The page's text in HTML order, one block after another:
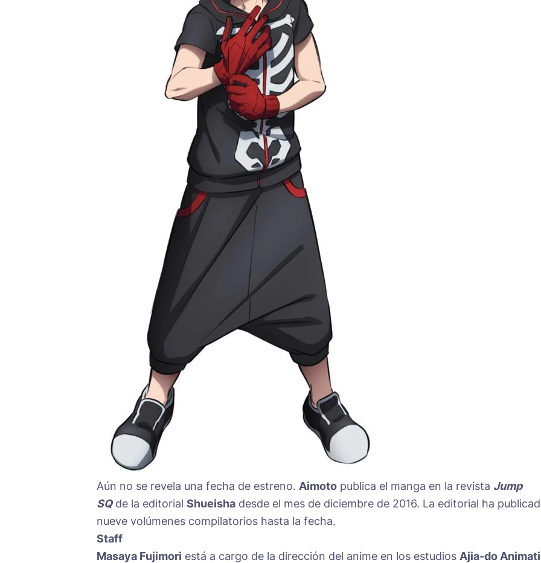
Aún no se revela una fecha de estreno. Aimoto publica el manga en la revista Jump
SQde la editorial Shueisha desde el mes de diciembre de 2016. La editorial ha
nueve volúmenes compilatorios hasta la fecha.
Staff
Masaya Fujimori está a cargo de la dirección del anime en los estudios Ajia-do